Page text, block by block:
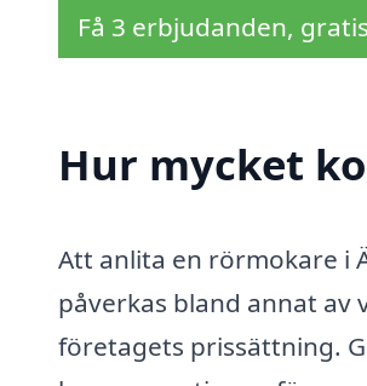
Få 3 erbjudanden,
Hur mycket
Att anlita en rörmokare i
påverkas bland annat
företagets prissättning.